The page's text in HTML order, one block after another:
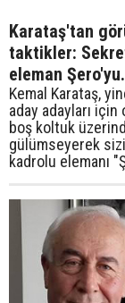
Karataş'tan
taktikler:
eleman
Kemal Karataş,
aday adayları
boş koltuk
gülümseyerek
kadrolu elemanı